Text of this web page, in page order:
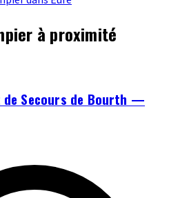
à proximité
de Secours de Bourth —